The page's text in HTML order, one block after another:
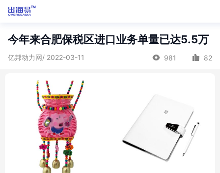
今年来合肥保税区进口业务单量已达5.5万
亿邦动力网/ 2022-03-11 981 82